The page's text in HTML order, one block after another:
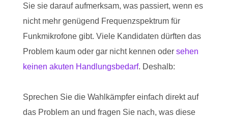
Sie sie darauf aufmerksam, was passiert, wenn es
nicht mehr genügend Frequenzspektrum für
Funkmikrofone gibt. Viele Kandidaten dürften das
Problem kaum oder gar nicht kennen oder sehen
keinen akuten Handlungsbedarf. Deshalb:
Sprechen Sie die Wahlkämpfer einfach direkt auf
das Problem an und fragen Sie nach, was diese